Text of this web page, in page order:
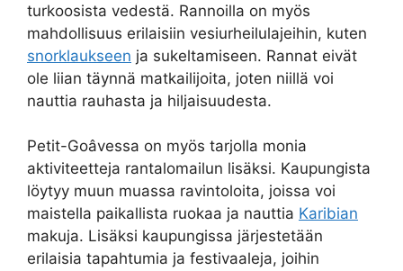
turkoosista vedestä. Rannoilla on myös
mahdollisuus erilaisiin vesiurheilulajeihin, kuten
snorklaukseen ja sukeltamiseen. Rannat eivät
ole liian täynnä matkailijoita, joten niillä voi
nauttia rauhasta ja hiljaisuudesta.
Petit-Goâvessa on myös tarjolla monia
aktiviteetteja rantalomailun lisäksi. Kaupungista
löytyy muun muassa ravintoloita, joissa voi
maistella paikallista ruokaa ja nauttia Karibian
makuja. Lisäksi kaupungissa järjestetään
erilaisia tapahtumia ja festivaaleja, joihin